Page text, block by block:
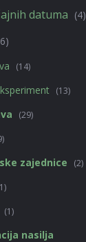
datuma (4)
(14)
(13)
(29)
zajednice (2)
(1)
nasilja